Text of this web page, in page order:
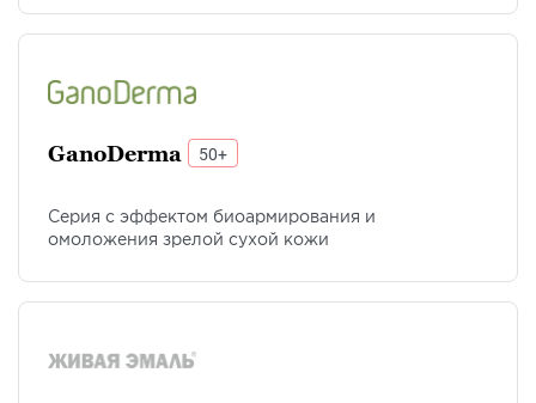
GanoDerma 50+
Серия с эффектом биоармирования и
омоложения зрелой сухой кожи